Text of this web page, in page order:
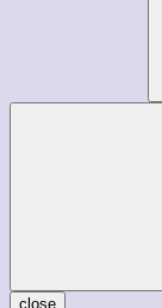
close